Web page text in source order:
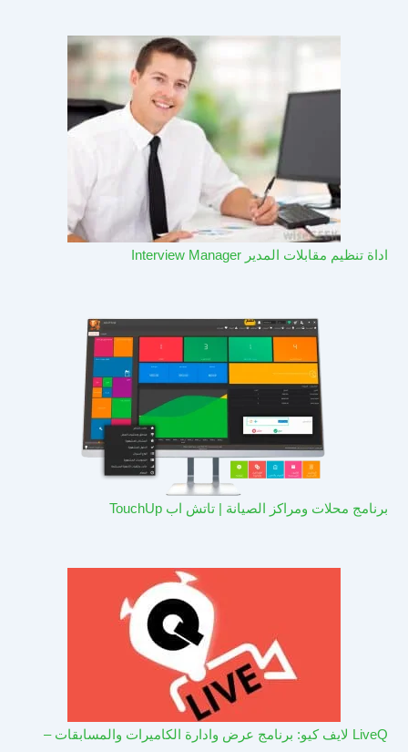
اداة تنظيم مقابلات المدير Interview Manager
برنامج محلات ومراكز الصيانة | تاتش اب TouchUp
LiveQ لايف كيو: برنامج عرض وادارة الكاميرات والمسابقات –